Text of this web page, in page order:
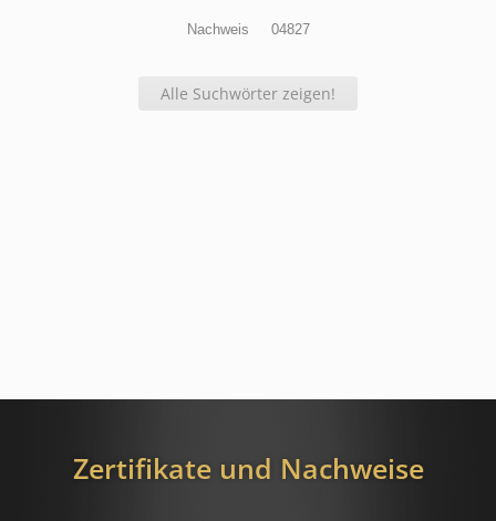
Nachweis 04827
Alle Suchwörter zeigen!
Zertifikate und Nachweise